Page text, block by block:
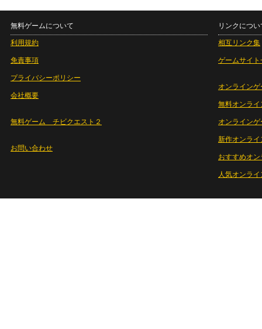
無料ゲームについて
利用規約
免責事項
プライバシーポリシー
会社概要
無料ゲーム チビクエスト２
お問い合わせ
リンクについ
相互リンク集
ゲームサイト
オンラインゲ
無料オンライ
オンライン
新作オンライ
おすすめオ
人気オンラ